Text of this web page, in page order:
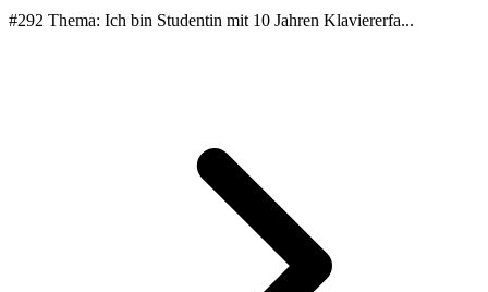
#292 Thema: Ich bin Studentin mit 10 Jahren Klaviererfa...